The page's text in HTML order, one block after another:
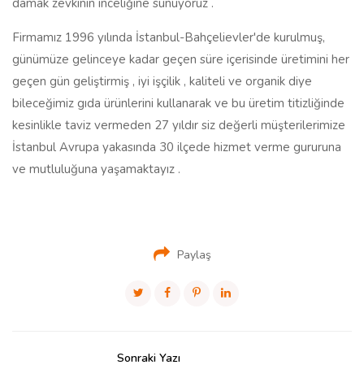
Firmamız 1996 yılında İstanbul-Bahçelievler'de kurulmuş,
günümüze gelinceye kadar geçen süre içerisinde üretimini her
geçen gün geliştirmiş , iyi işçilik , kaliteli ve organik diye
bileceğimiz gıda ürünlerini kullanarak ve bu üretim titizliğinde
kesinlikle taviz vermeden 27 yıldır siz değerli müşterilerimize
İstanbul Avrupa yakasında 30 ilçede hizmet verme gururuna
ve mutluluğuna yaşamaktayız .
Paylaş
Sonraki Yazı